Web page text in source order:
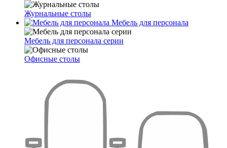
Журнальные столы
Мебель для персонала
Мебель для персонала серии
Офисные столы